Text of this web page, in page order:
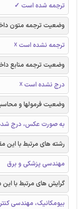
ترجمه شده است ✓
وضعیت ترجمه متون
ترجمه نشده است ☓
وضعیت ترجمه منابع
درج نشده است ☓
وضعیت فرمولها و
به صورت عکس، درج
رشته های مرتبط با این
مهندسی پزشکی و برق
گرایش های مرتبط با این
بیومکانیک، مهندسی